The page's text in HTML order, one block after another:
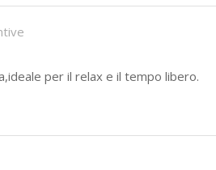
per il relax e il tempo libero.